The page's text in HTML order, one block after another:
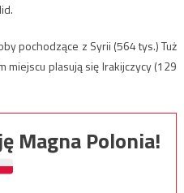
pochodzące z Syrii (564 tys.) Tuż
miejscu plasują się Irakijczycy (129
Magna Polonia!